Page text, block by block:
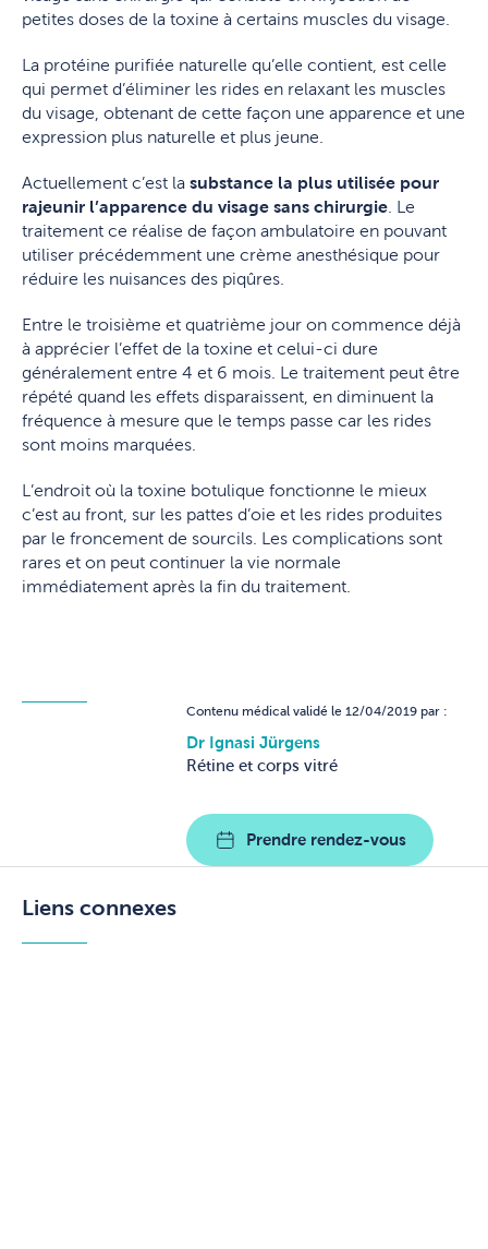
petites doses de la toxine à certains muscles du visage.
La protéine purifiée naturelle qu’elle contient, est celle
qui permet d’éliminer les rides en relaxant les muscles
du visage, obtenant de cette façon une apparence et une
expression plus naturelle et plus jeune.
Actuellement c’est la substance la plus utilisée pour
rajeunir l’apparence du visage sans chirurgie . Le
traitement ce réalise de façon ambulatoire en pouvant
utiliser précédemment une crème anesthésique pour
réduire les nuisances des piqûres.
Entre le troisième et quatrième jour on commence déjà
à apprécier l’effet de la toxine et celui-ci dure
généralement entre 4 et 6 mois. Le traitement peut être
répété quand les effets disparaissent, en diminuent la
fréquence à mesure que le temps passe car les rides
sont moins marquées.
L’endroit où la toxine botulique fonctionne le mieux
c’est au front, sur les pattes d’oie et les rides produites
par le froncement de sourcils. Les complications sont
rares et on peut continuer la vie normale
immédiatement après la fin du traitement.
Contenu médical validé le 12/04/2019 par :
Dr Ignasi Jürgens
Rétine et corps vitré
Prendre rendez-vous
Liens connexes